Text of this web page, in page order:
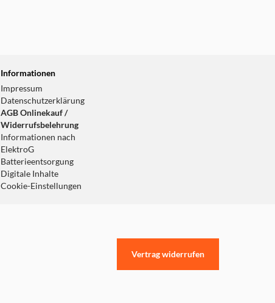
Informationen
Impressum
Datenschutzerklärung
AGB Onlinekauf /
Widerrufsbelehrung
Informationen nach
ElektroG
Batterieentsorgung
Digitale Inhalte
Cookie-Einstellungen
Vertrag widerrufen